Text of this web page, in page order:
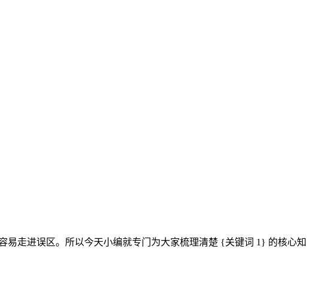
走进误区。所以今天小编就专门为大家梳理清楚 {关键词 1} 的核心知